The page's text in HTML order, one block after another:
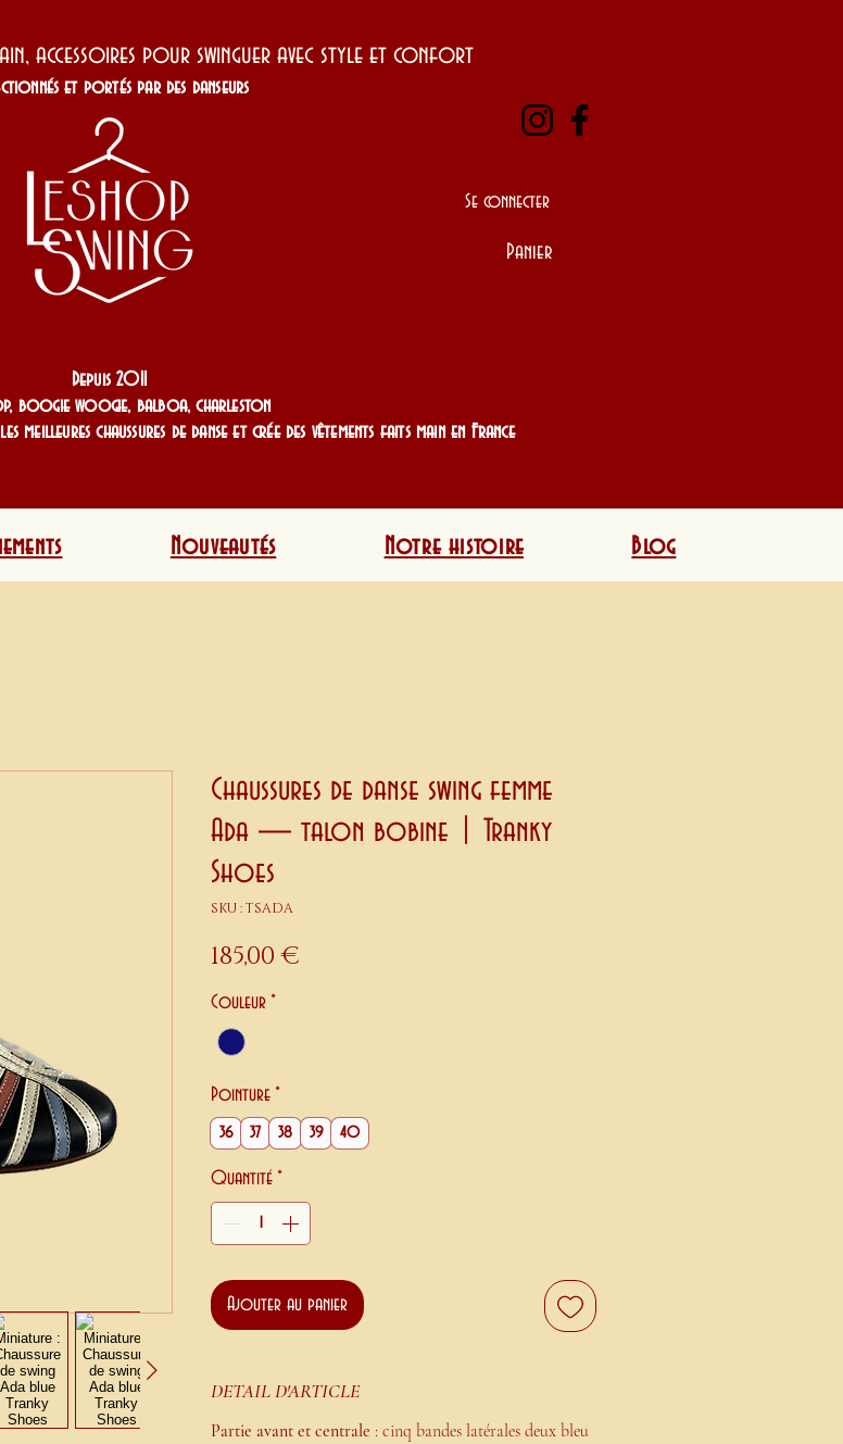
Nouveautés Notre histoire Blog
accessoires pour swinguer avec style et confort
Panier
Se connecter
et portés par des danseurs
Depuis 2011
boogie woogie, balboa, charleston
meilleures chaussures de danse et crée des vêtements faits main en France
Chaussures de danse swing femme
Ada — talon bobine | Tranky
Shoes
SKU : TSADA
185,00 €
Couleur *
Pointure *
36 37 38 39 40
Quantité *
Ajouter au panier
DETAIL D'ARTICLE
Partie avant et centrale : cinq bandes latérales deux bleu